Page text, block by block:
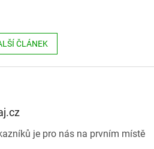
ČLÁNEK
je pro nás na prvním místě